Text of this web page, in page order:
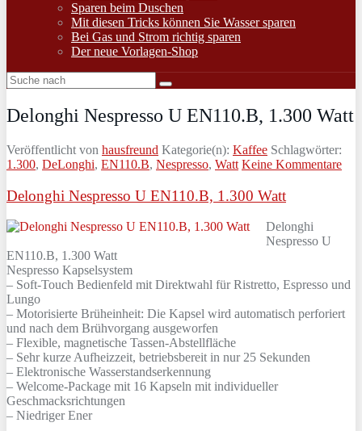
Sparen beim Duschen
Mit diesen Tricks können Sie Wasser sparen
Bei Gas und Strom richtig sparen
Der neue Vorlagen-Shop
Delonghi Nespresso U EN110.B, 1.300 Watt
Veröffentlicht von hausfreund Kategorie(n): Kaffee Schlagwörter:
1.300, DeLonghi, EN110.B, Nespresso, Watt Keine Kommentare
Delonghi Nespresso U EN110.B, 1.300 Watt
Delonghi
Nespresso U
EN110.B, 1.300 Watt
Nespresso Kapselsystem
– Soft-Touch Bedienfeld mit Direktwahl für Ristretto, Espresso und
Lungo
– Motorisierte Brüheinheit: Die Kapsel wird automatisch perforiert
und nach dem Brühvorgang ausgeworfen
– Flexible, magnetische Tassen-Abstellfläche
– Sehr kurze Aufheizzeit, betriebsbereit in nur 25 Sekunden
– Elektronische Wasserstandserkennung
– Welcome-Package mit 16 Kapseln mit individueller
Geschmacksrichtungen
– Niedriger Ener